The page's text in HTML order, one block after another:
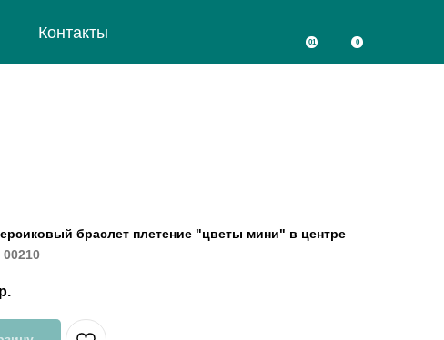
Контакты
0
01
браслет плетение "цветы мини" в центре
00210
р.